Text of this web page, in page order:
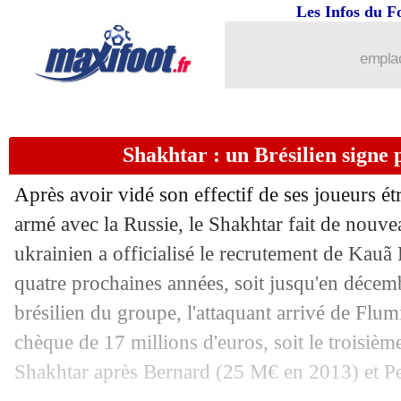
Les Infos du
Shakhtar : un Brésilien signe
Après avoir vidé son effectif de ses joueurs
armé avec la Russie, le Shakhtar fait de
ukrainien a officialisé le recrutement de Kauã
quatre prochaines années, soit jusqu'en
brésilien du groupe, l'attaquant arrivé de
chèque de 17 millions d'euros, soit le
Shakhtar après Bernard (25 M€ en 2013) et
: Luis Enrique en pince pour
11/02 Le Havre: Sabbi part en MLS
: Lorenzi flou sur son avenir
11/02 Man Utd: 5 recrues nécessaires selon
11/02 Lyon: Govou ne s'enflamme pas
11/02 Liverpool: Plymouth, "inacceptable"
11/02 : Carboni renvoyé à l'Inter